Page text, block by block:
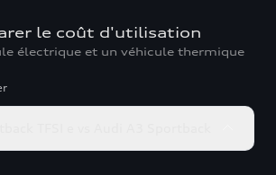
le coût d'utilisation
électrique et un véhicule thermique